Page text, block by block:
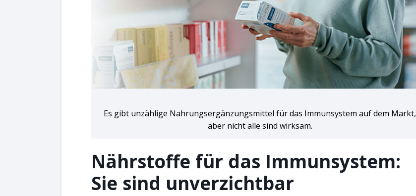
Es gibt unzählige Nahrungsergänzungsmittel für das Immunsystem auf dem Markt,
aber nicht alle sind wirksam.
Nährstoffe für das Immunsystem:
Sie sind unverzichtbar